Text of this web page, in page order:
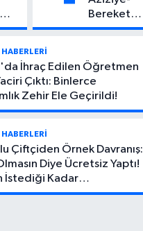
Bereket
Köyü
Feci Kaza:
1 Ölü, 2
Yaralı
İhraç Edilen Öğretmen
Çıktı: Binlerce
Zehir Ele Geçirildi!
Çiftçiden Örnek Davranış:
Diye Ücretsiz Yaptı!
İstediği Kadar